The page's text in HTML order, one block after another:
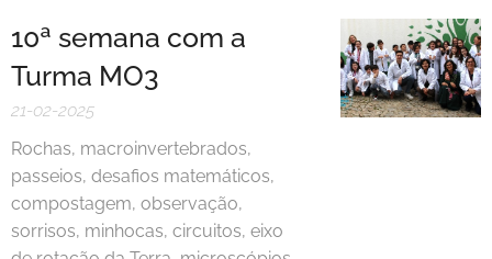
10ª semana com a
Turma MO3
21-02-2025
Rochas, macroinvertebrados,
passeios, desafios matemáticos,
compostagem, observação,
sorrisos, minhocas, circuitos, eixo